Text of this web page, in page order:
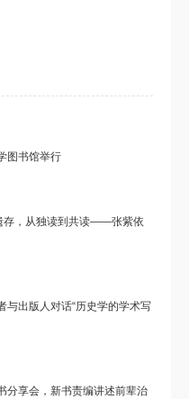
图书馆举行
存，从独读到共读——张紫依
与出版人对话“历史学的学术写
分享会，新书责编讲述前辈治